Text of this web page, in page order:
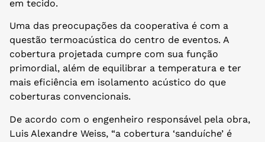
em tecido.
Uma das preocupações da cooperativa é com a
questão termoacústica do centro de eventos. A
cobertura projetada cumpre com sua função
primordial, além de equilibrar a temperatura e ter
mais eficiência em isolamento acústico do que
coberturas convencionais.
De acordo com o engenheiro responsável pela obra,
Luis Alexandre Weiss, “a cobertura ‘sanduíche’ é